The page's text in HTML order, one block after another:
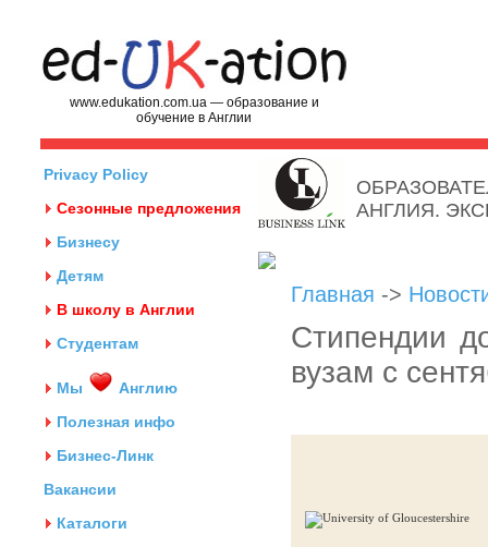
www.edukation.com.ua — образование и
обучение в Англии
Privacy Policy
Сезонные предложения
Бизнесу
Детям
В школу в Англии
Студентам
Мы
Англию
Полезная инфо
Бизнес-Линк
Вакансии
Каталоги
АНГЛИЯ.
Главная ->
Стипендии
вузам с